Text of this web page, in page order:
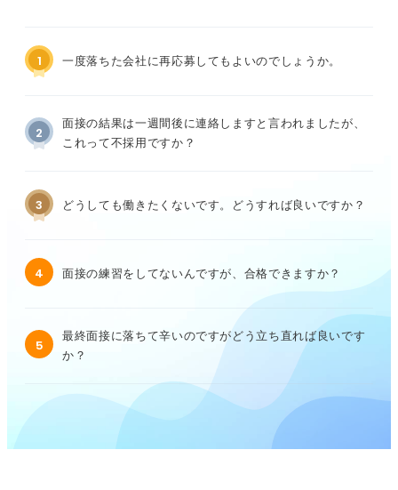
1 一度落ちた会社に再応募してもよいのでしょうか。
2
面接の結果は一週間後に連絡しますと言われましたが、
これって不採用ですか？
3 どうしても働きたくないです。どうすれば良いですか？
4 面接の練習をしてないんですが、合格できますか？
5
最終面接に落ちて辛いのですがどう立ち直れば良いです
か？